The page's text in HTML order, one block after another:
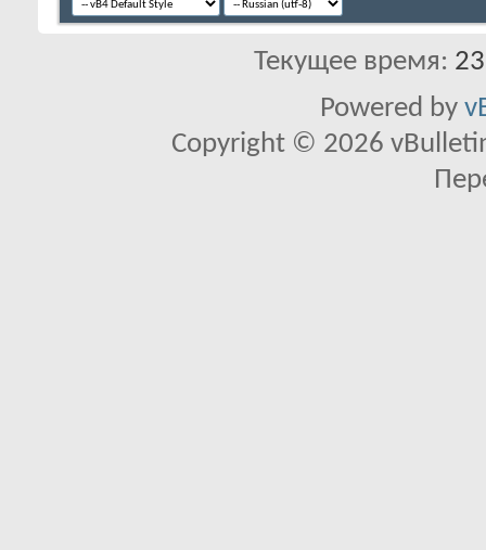
Текущее время:
Powered by
Copyright © 2026